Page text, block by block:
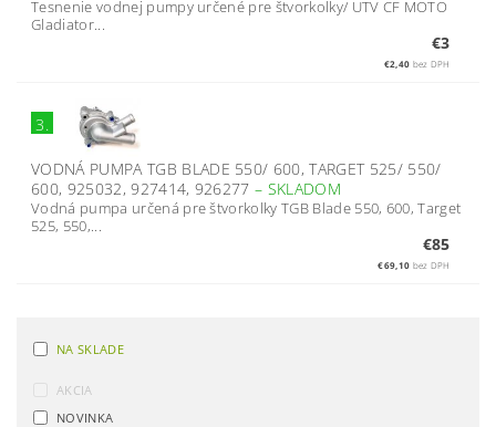
Tesnenie vodnej pumpy určené pre štvorkolky/ UTV CF MOTO
Gladiator...
€3
€2,40 bez DPH
3.
VODNÁ PUMPA TGB BLADE 550/ 600, TARGET 525/ 550/
600, 925032, 927414, 926277– SKLADOM
Vodná pumpa určená pre štvorkolky TGB Blade 550, 600, Target
525, 550,...
€85
€69,10 bez DPH
NA SKLADE
AKCIA
NOVINKA